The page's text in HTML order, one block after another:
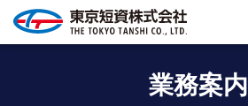
業務案内